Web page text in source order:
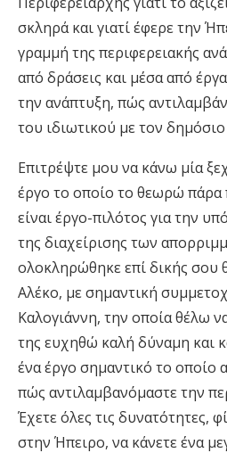
σκληρά και γιατί έφερε την
γραμμή της περιφερειακής
από δράσεις και μέσα από
την ανάπτυξη, πώς
του ιδιωτικού με τον
Επιτρέψτε μου να κάνω μία
έργο το οποίο το θεωρώ πάρα
είναι έργο-πιλότος για την
της διαχείρισης των
ολοκληρώθηκε επί δικής σου
Αλέκο, με σημαντική
Καλογιάννη, την οποία θέλω
της ευχηθώ καλή δύναμη και
ένα έργο σημαντικό το οποίο
πώς αντιλαμβανόμαστε την
Έχετε όλες τις δυνατότητες,
στην Ήπειρο, να κάνετε ένα